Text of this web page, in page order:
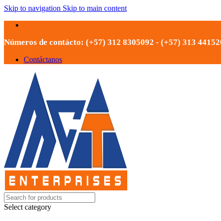
Skip to navigation Skip to main content
Números de contácto: (+57) 312 8305092 - (+57) 313
Contáctanos
Select category